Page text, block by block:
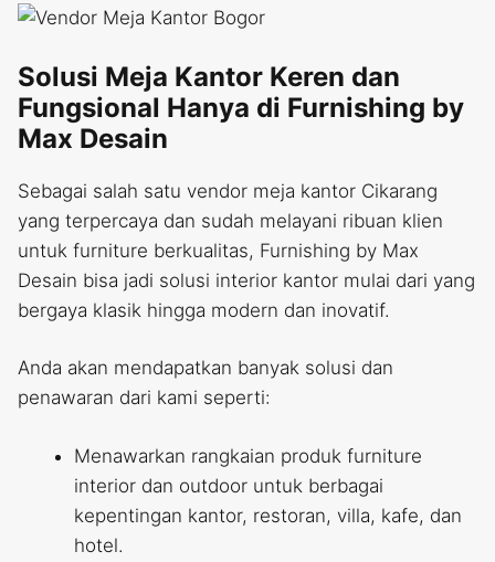
Solusi Meja Kantor Keren dan
Fungsional Hanya di Furnishing by
Max Desain
Sebagai salah satu vendor meja kantor Cikarang
yang terpercaya dan sudah melayani ribuan klien
untuk furniture berkualitas, Furnishing by Max
Desain bisa jadi solusi interior kantor mulai dari yang
bergaya klasik hingga modern dan inovatif.
Anda akan mendapatkan banyak solusi dan
penawaran dari kami seperti:
Menawarkan rangkaian produk furniture
interior dan outdoor untuk berbagai
kepentingan kantor, restoran, villa, kafe, dan
hotel.